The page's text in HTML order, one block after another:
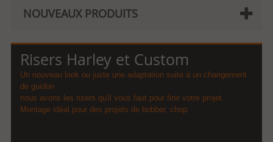
NOUVEAUX PRODUITS
Risers Harley et Custom
Un nouveau look ou juste une adaptation suite à un changement
de guidon
nous avons les risers qu'il vous faut pour finir votre projet.
Montage idéal pour des projets de bobber, chop.